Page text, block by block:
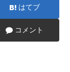
はてブ
コメント